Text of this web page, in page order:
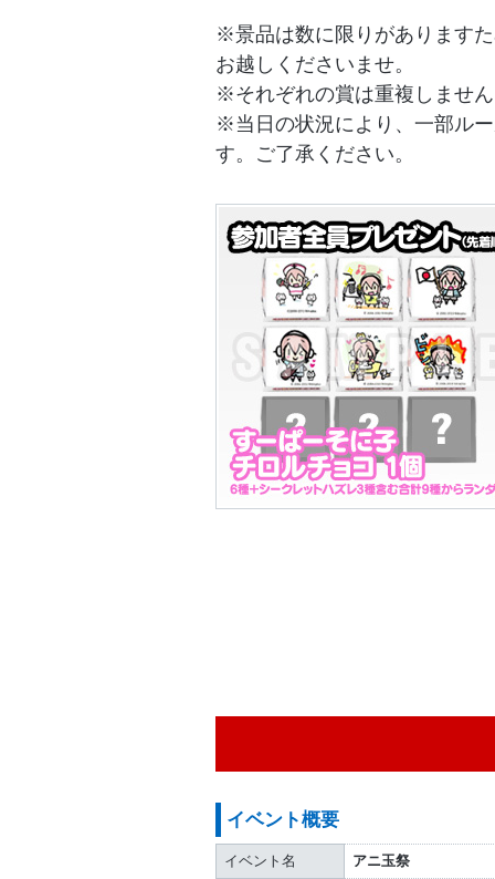
※景品は数に限りがあります
お越しくださいませ。
※それぞれの賞は重複しませ
※当日の状況により、一部ル
す。ご了承ください。
イベント概要
イベント名 アニ玉祭